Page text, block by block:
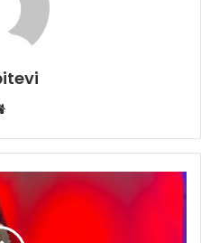
Web